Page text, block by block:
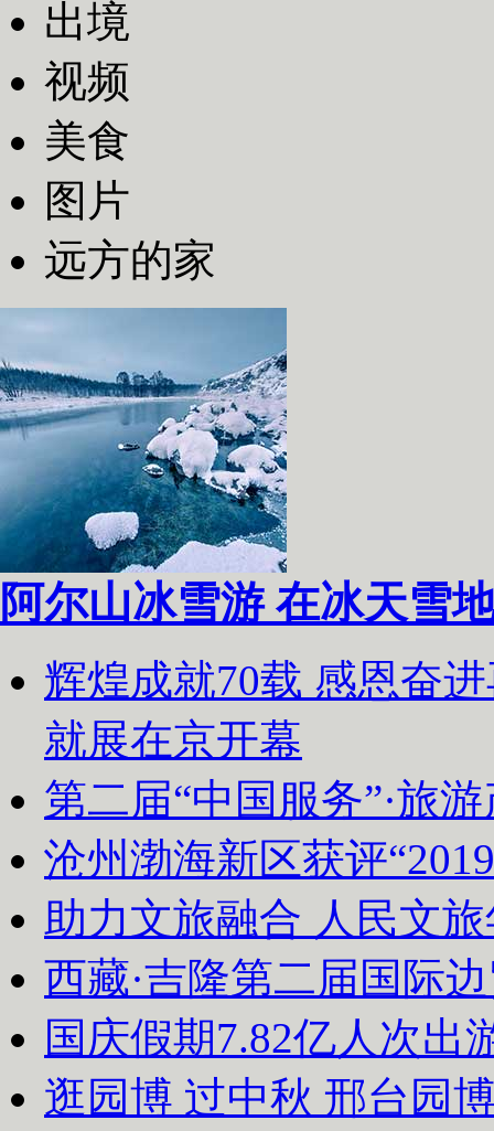
出境
视频
美食
图片
远方的家
阿尔山冰雪游 在冰天雪
辉煌成就70载 感恩奋
就展在京开幕
第二届“中国服务”·旅
沧州渤海新区获评
助力文旅融合 人民文
西藏·吉隆第二届国际
国庆假期7.82亿人次出
逛园博 过中秋 邢台园